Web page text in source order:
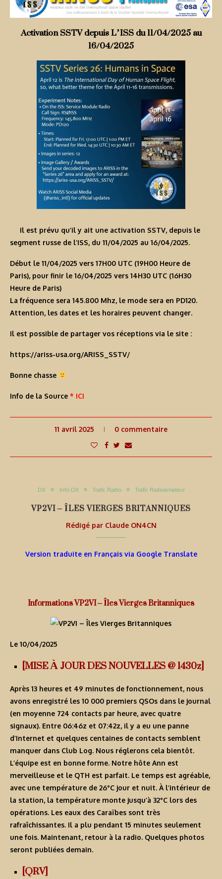
Activation SSTV depuis L’ISS du 11/04/2025 au
16/04/2025
Il est prévu qu’il y ait une activation SSTV, depuis le
segment russe de l’ISS, du 11/04/2025 au 16/04/2025.
Début le 11/04/2025 vers 17H00 UTC (19H00 Heure de
Paris), pour finir le 16/04/2025 vers 14H30 UTC (16H30
Heure de Paris)
La fréquence sera 145.800 Mhz, le mode sera en PD120.
Attention, les dates et les horaires peuvent changer.
Il est possible de partager vos réceptions via le site :
https://ariss-usa.org/ARISS_SSTV/
Bonne chasse
Info de la Source * ICI
11 avril 2025 0 commentaire
DX Info DX Trafic Radio Trafic Radioamateur
VP2VI – ÎLES VIERGES BRITANNIQUES
Rédigé par Claude ON4CN
Version traduite en Français via Google Translate
Informations VP2VI – Îles Vierges Britanniques
Le 10/04/2025
[MISE À JOUR DES NOUVELLES @ 1430z]
Après 13 heures et 49 minutes de fonctionnement, nous
avons enregistré les 10 000 premiers QSOs dans le journal
(en moyenne 724 contacts par heure, avec quatre
signaux). Entre 06:46z et 07:42z, il y a eu une panne
d’Internet et quelques centaines de contacts semblent
manquer dans Club Log. Nous réglerons cela bientôt.
L’équipe est en bonne forme. Notre hôte Ann est
merveilleuse et le QTH est parfait. Le temps est agréable,
avec une température de 26°C jour et nuit. À l’intérieur de
la station, la température monte jusqu’à 32°C lors des
opérations. Les eaux des Caraïbes sont très
rafraîchissantes. Il a plu pendant 15 minutes seulement
une fois. Maintenant, retour à la radio. Quelques photos
seront publiées demain.
[QRV]